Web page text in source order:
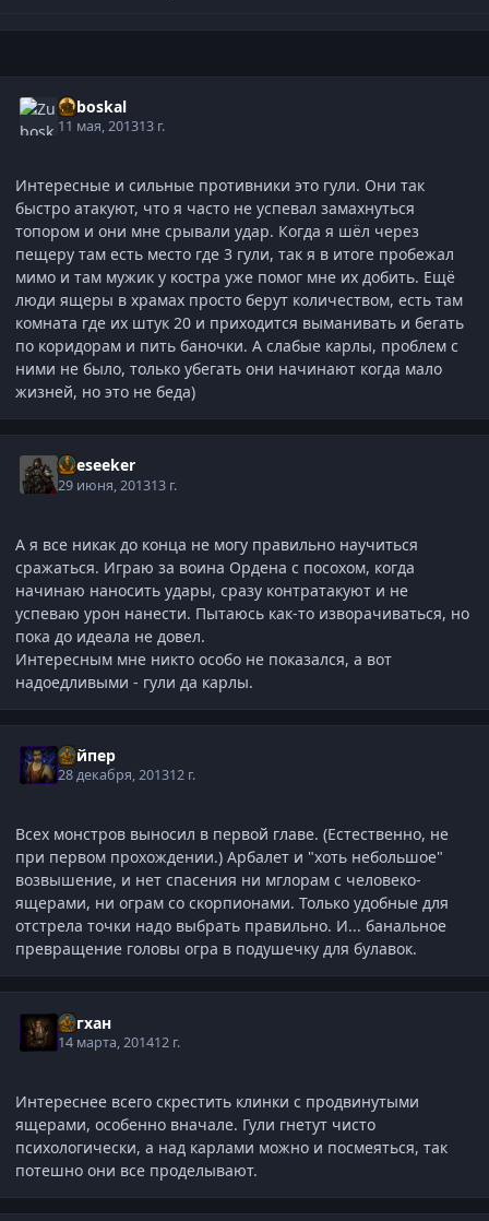
Zuboskal
11 мая, 201313 г.
Интересные и сильные противники это гули. Они так
быстро атакуют, что я часто не успевал замахнуться
топором и они мне срывали удар. Когда я шёл через
пещеру там есть место где 3 гули, так я в итоге пробежал
мимо и там мужик у костра уже помог мне их добить. Ещё
люди ящеры в храмах просто берут количеством, есть там
комната где их штук 20 и приходится выманивать и бегать
по коридорам и пить баночки. А слабые карлы, проблем с
ними не было, только убегать они начинают когда мало
жизней, но это не беда)
Oreseeker
29 июня, 201313 г.
А я все никак до конца не могу правильно научиться
сражаться. Играю за воина Ордена с посохом, когда
начинаю наносить удары, сразу контратакуют и не
успеваю урон нанести. Пытаюсь как-то изворачиваться, но
пока до идеала не довел.
Интересным мне никто особо не показался, а вот
надоедливыми - гули да карлы.
Вайпер
28 декабря, 201312 г.
Всех монстров выносил в первой главе. (Естественно, не
при первом прохождении.) Арбалет и "хоть небольшое"
возвышение, и нет спасения ни мглорам с человеко-
ящерами, ни ограм со скорпионами. Только удобные для
отстрела точки надо выбрать правильно. И... банальное
превращение головы огра в подушечку для булавок.
Асгхан
14 марта, 201412 г.
Интереснее всего скрестить клинки с продвинутыми
ящерами, особенно вначале. Гули гнетут чисто
психологически, а над карлами можно и посмеяться, так
потешно они все проделывают.